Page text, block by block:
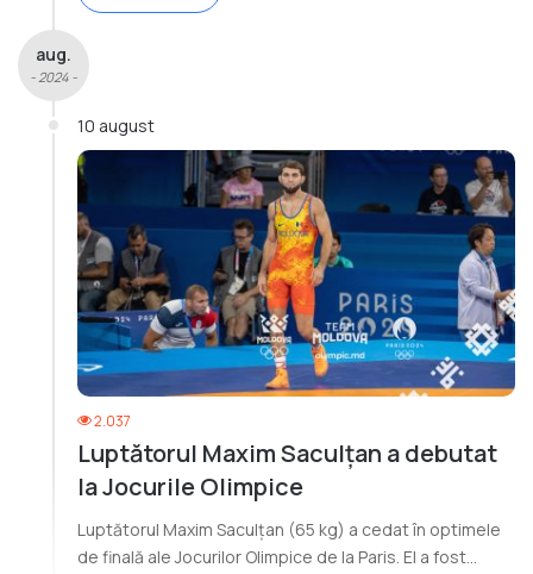
aug.
- 2024 -
10 august
2.037
Luptătorul Maxim Saculțan a debutat
la Jocurile Olimpice
Luptătorul Maxim Saculțan (65 kg) a cedat în optimele
de finală ale Jocurilor Olimpice de la Paris. El a fost…